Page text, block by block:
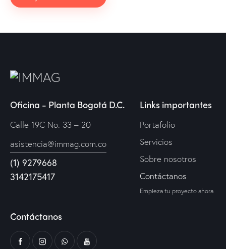
Oficina - Planta Bogotá D.C.
Calle 19C No. 33 – 20
asistencia@immag.com.co
(1) 9279668
3142175417
Links importantes
Portafolio
Servicios
Sobre nosotros
Contáctanos
Empieza tu proyecto ahora
Contáctanos